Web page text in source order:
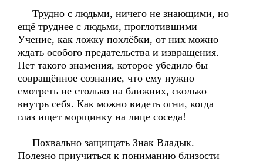
Трудно с людьми, ничего не знающими, но
ещё труднее с людьми, проглотившими
Учение, как ложку похлёбки, от них можно
ждать особого предательства и извращения.
Нет такого знамения, которое убедило бы
совращённое сознание, что ему нужно
смотреть не столько на ближних, сколько
внутрь себя. Как можно видеть огни, когда
глаз ищет морщинку на лице соседа!
Похвально защищать Знак Владык.
Полезно приучиться к пониманию близости